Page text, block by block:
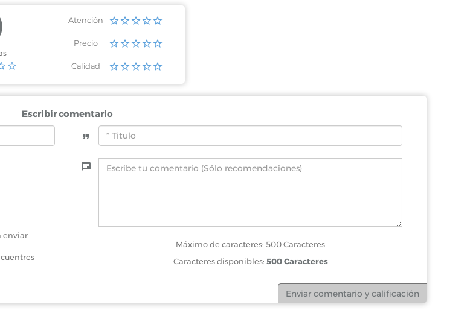
Atención
Precio
Calidad
Escribir comentario
enviar
Máximo de caracteres: 500 Caracteres
Caracteres disponibles: 500 Caracteres